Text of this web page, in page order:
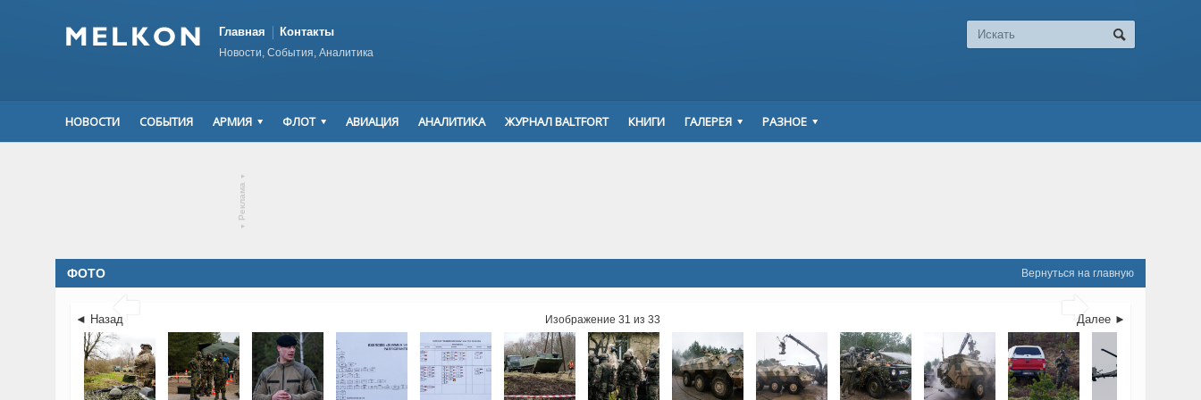
Главная Контакты
Новости, События, Аналитика
НОВОСТИ СОБЫТИЯ АРМИЯ ФЛОТ АВИАЦИЯ АНАЛИТИКА ЖУРНАЛ BALTFORT КНИГИ ГАЛЕРЕЯ РАЗНОЕ
▾
Реклама
▾
Вернуться на главную
ФОТО
 
◄ Назад Далее ►
Изображение 31 из 33